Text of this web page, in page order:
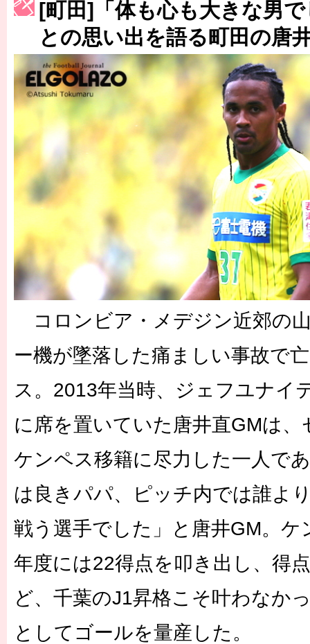
［3222号］史上最大のW杯開幕 注目は「個」
長谷川 アーリアジャスールさんがシンポジウム「気候変動から命
[町田]「体も心も大きな男
との思い出を語る町田の唐
コロンビア・メデジン近郊の
ー機が墜落した痛ましい事故で
ス。2013年当時、ジェフユナイ
に席を置いていた唐井直GMは
ケンペス移籍に尽力した一人で
は良きパパ、ピッチ内では誰よ
戦う選手でした」と唐井GM。ケ
年度には22得点を叩き出し、得
ど、千葉のJ1昇格こそ叶わなか
としてゴールを量産した。